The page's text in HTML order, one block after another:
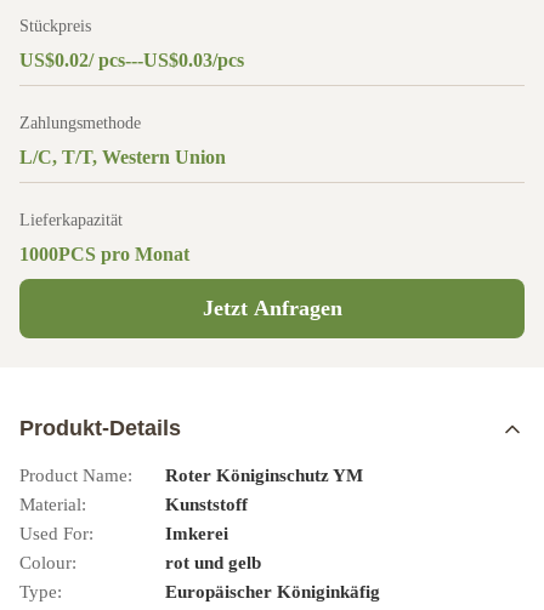
Stückpreis
US$0.02/ pcs---US$0.03/pcs
Zahlungsmethode
L/C, T/T, Western Union
Lieferkapazität
1000PCS pro Monat
Jetzt Anfragen
Produkt-Details
Product Name:
Roter Königinschutz YM
Material:
Kunststoff
Used For:
Imkerei
Colour:
rot und gelb
Type:
Europäischer Königinkäfig